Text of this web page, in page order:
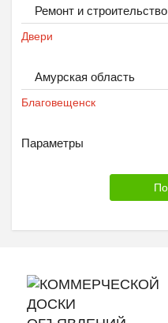
Ремонт и строительство
Двери
Амурская область
Благовещенск
Параметры